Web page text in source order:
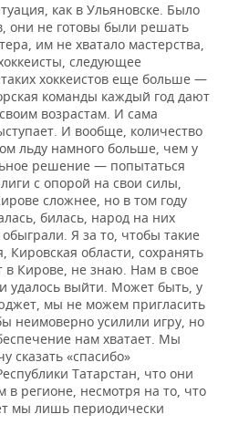
как в Ульяновске. Было
они не готовы были решать
им не хватало мастерства,
следующее
хоккеистов еще больше —
команды каждый год дают
возрастам. И сама
И вообще, количество
льду намного больше, чем у
решение — попытаться
с опорой на свои силы,
сложнее, но в том году
билась, народ на них
Я за то, чтобы такие
Кировская области, сохранять
в Кирове, не знаю. Нам в свое
удалось выйти. Может быть, у
мы не можем пригласить
неимоверно усилили игру, но
нам хватает. Мы
сказать «спасибо»
Татарстан, что они
в регионе, несмотря на то, что
мы лишь периодически